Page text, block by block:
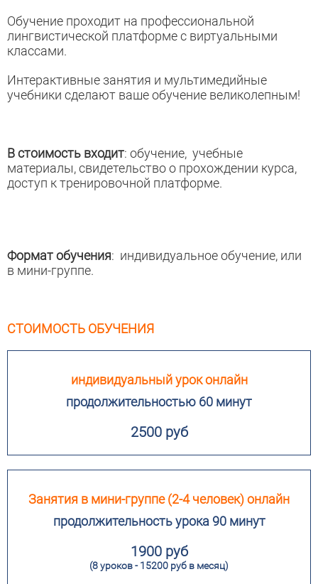
Обучение проходит на профессиональной
лингвистической платформе с виртуальными
классами.
Интерактивные занятия и мультимедийные
учебники сделают ваше обучение великолепным!
В стоимость входит: обучение, учебные
материалы, свидетельство о прохождении курса,
доступ к тренировочной платформе.
Формат обучения: индивидуальное обучение, или
в мини-группе.
СТОИМОСТЬ ОБУЧЕНИЯ
индивидуальный урок онлайн
продолжительностью 60 минут
2500 руб
Занятия в мини-группе (2-4 человек) онлайн
продолжительность урока 90 минут
1900 руб
(8 уроков - 15200 руб в месяц)